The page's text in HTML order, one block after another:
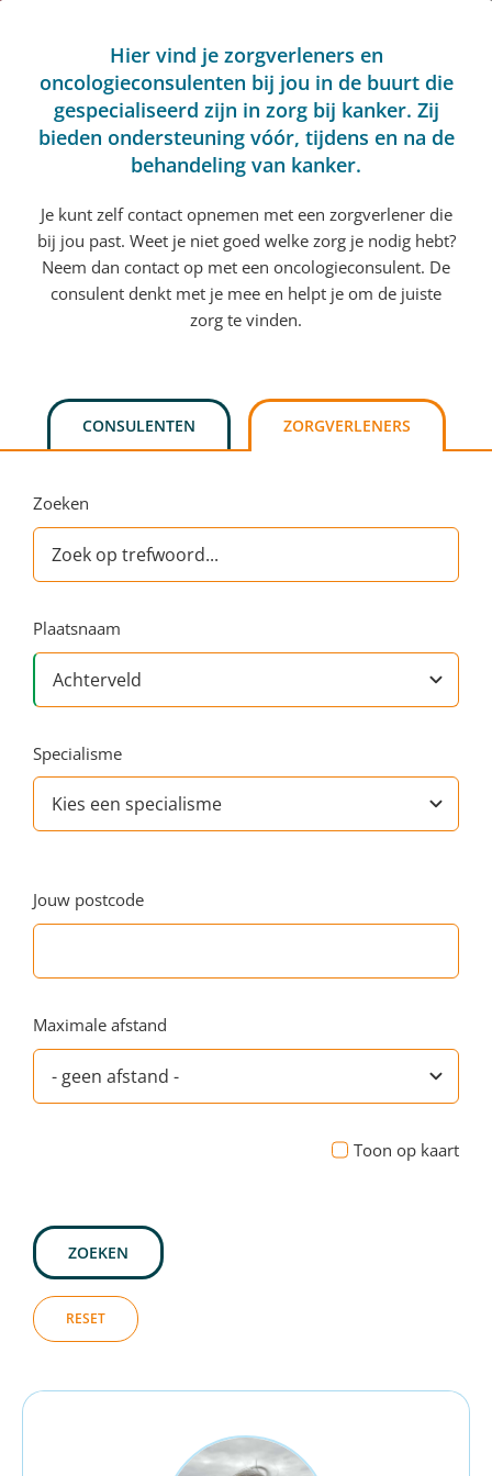
Hier vind je zorgverleners en
oncologieconsulenten bij jou in de buurt die
gespecialiseerd zijn in zorg bij kanker. Zij
bieden ondersteuning vóór, tijdens en na de
behandeling van kanker.
Je kunt zelf contact opnemen met een zorgverlener die
bij jou past. Weet je niet goed welke zorg je nodig hebt?
Neem dan contact op met een oncologieconsulent. De
consulent denkt met je mee en helpt je om de juiste
zorg te vinden.
CONSULENTEN ZORGVERLENERS
Zoeken
Plaatsnaam
Specialisme
Jouw postcode
Maximale afstand
Toon op kaart
ZOEKEN
RESET